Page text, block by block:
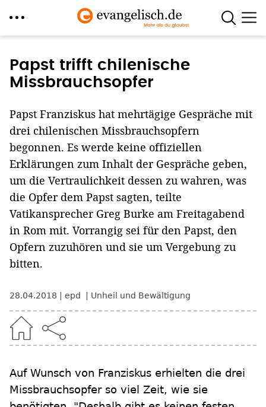
zum
Inhalt
Papst trifft chilenische
Missbrauchsopfer
Papst Franziskus hat mehrtägige Gespräche mit
drei chilenischen Missbrauchsopfern
begonnen. Es werde keine offiziellen
Erklärungen zum Inhalt der Gespräche geben,
um die Vertraulichkeit dessen zu wahren, was
die Opfer dem Papst sagten, teilte
Vatikansprecher Greg Burke am Freitagabend
in Rom mit. Vorrangig sei für den Papst, den
Opfern zuzuhören und sie um Vergebung zu
bitten.
28.04.2018 epd Unheil und Bewältigung
Auf Wunsch von Franziskus erhielten die drei
Missbrauchsopfer so viel Zeit, wie sie